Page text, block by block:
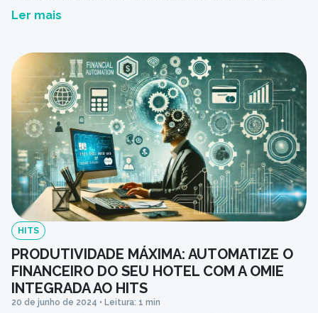
modernização da gestão em hotéis de todo o país.
disseminação de tecnologia, compartilhamento de
conhecimento […]
Ler mais
HITS
PRODUTIVIDADE MÁXIMA: AUTOMATIZE O
FINANCEIRO DO SEU HOTEL COM A OMIE
INTEGRADA AO HITS
20 de junho de 2024 • Leitura: 1 min